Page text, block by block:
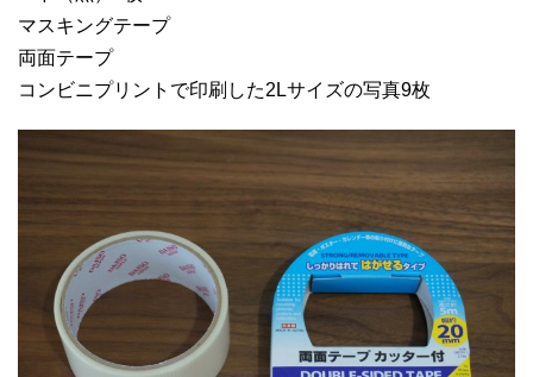
マスキングテープ
両面テープ
コンビニプリントで印刷した2Lサイズの写真9枚